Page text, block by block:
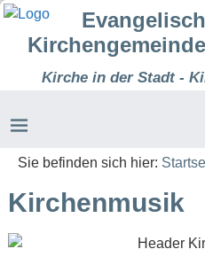
Kirche in der Stadt -
Sie befinden sich hier:
Kirchenmusik